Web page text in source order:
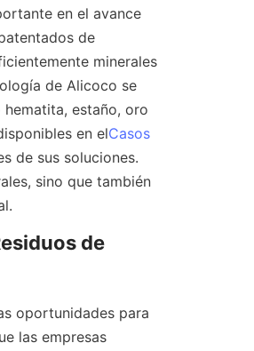
en el avance
de
minerales
de Alicoco se
estaño, oro
en elCasos
de sus soluciones.
sino que también
de
oportunidades para
las empresas